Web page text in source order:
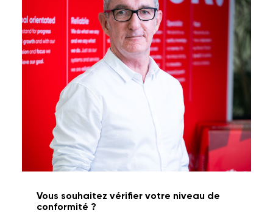
Vous souhaitez vérifier votre niveau de
conformité ?